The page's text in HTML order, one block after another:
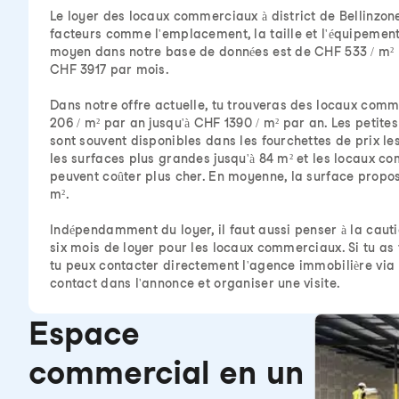
Le loyer des locaux commerciaux à district de
facteurs comme l'emplacement, la taille et
moyen dans notre base de données est de CHF 533 /
CHF 3917 par mois.
Dans notre offre actuelle, tu trouveras des locaux
206 / m² par an jusqu'à CHF 1390 / m² par an. Les
sont souvent disponibles dans les fourchettes de prix
les surfaces plus grandes jusqu'à 84 m² et les locaux
peuvent coûter plus cher. En moyenne, la surface
m².
Indépendamment du loyer, il faut aussi penser à la
six mois de loyer pour les locaux commerciaux. Si tu
tu peux contacter directement l'agence immobilière
contact dans l'annonce et organiser une visite.
Espace
commercial en un